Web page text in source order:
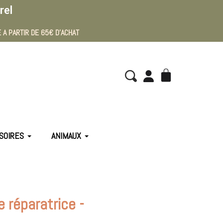
A PARTIR DE 65€ D'ACHAT
ANIMAUX
réparatrice -